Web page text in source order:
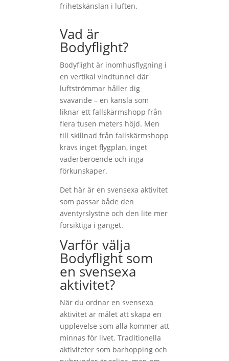
frihetskänslan i luften.
Vad är
Bodyflight?
Bodyflight är inomhusflygning i
en vertikal vindtunnel där
luftströmmar håller dig
svävande – en känsla som
liknar ett fallskärmshopp från
flera tusen meters höjd. Men
till skillnad från fallskärmshopp
krävs inget flygplan, inget
väderberoende och inga
förkunskaper.
Det här är en svensexa aktivitet
som passar både den
äventyrslystne och den lite mer
försiktiga i gänget.
Varför välja
Bodyflight som
en svensexa
aktivitet?
När du ordnar en svensexa
aktivitet är målet att skapa en
upplevelse som alla kommer att
minnas för livet. Traditionella
aktiviteter som barhopping och